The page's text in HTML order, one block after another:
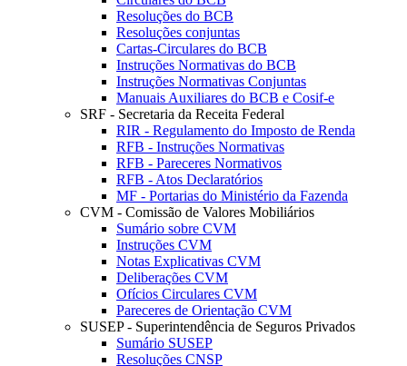
Resoluções do BCB
Resoluções conjuntas
Cartas-Circulares do BCB
Instruções Normativas do BCB
Instruções Normativas Conjuntas
Manuais Auxiliares do BCB e Cosif-e
SRF - Secretaria da Receita Federal
RIR - Regulamento do Imposto de Renda
RFB - Instruções Normativas
RFB - Pareceres Normativos
RFB - Atos Declaratórios
MF - Portarias do Ministério da Fazenda
CVM - Comissão de Valores Mobiliários
Sumário sobre CVM
Instruções CVM
Notas Explicativas CVM
Deliberações CVM
Ofícios Circulares CVM
Pareceres de Orientação CVM
SUSEP - Superintendência de Seguros Privados
Sumário SUSEP
Resoluções CNSP